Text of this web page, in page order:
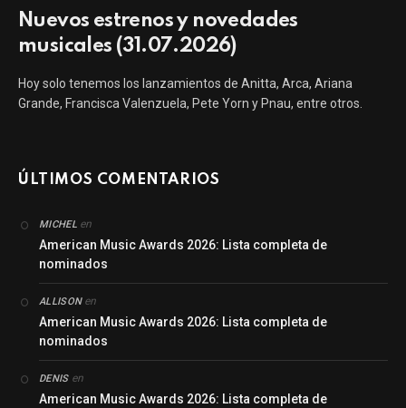
Nuevos estrenos y novedades
musicales (31.07.2026)
Hoy solo tenemos los lanzamientos de Anitta, Arca, Ariana
Grande, Francisca Valenzuela, Pete Yorn y Pnau, entre otros.
ÚLTIMOS COMENTARIOS
MICHELen
American Music Awards 2026: Lista completa de
nominados
ALLISONen
American Music Awards 2026: Lista completa de
nominados
DENISen
American Music Awards 2026: Lista completa de